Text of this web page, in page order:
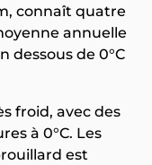
connaît quatre
annuelle
dessous de 0°C
froid, avec des
à 0°C. Les
est